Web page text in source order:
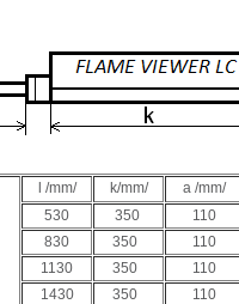
l /mm/ k/mm/
a /mm/
530
350
110
830
350
110
1130
350
110
1430
350 110